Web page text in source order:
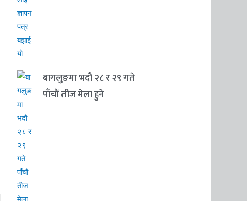
बागलुङमा भदौ २८ र २९ गते
पाँचौं तीज मेला हुने